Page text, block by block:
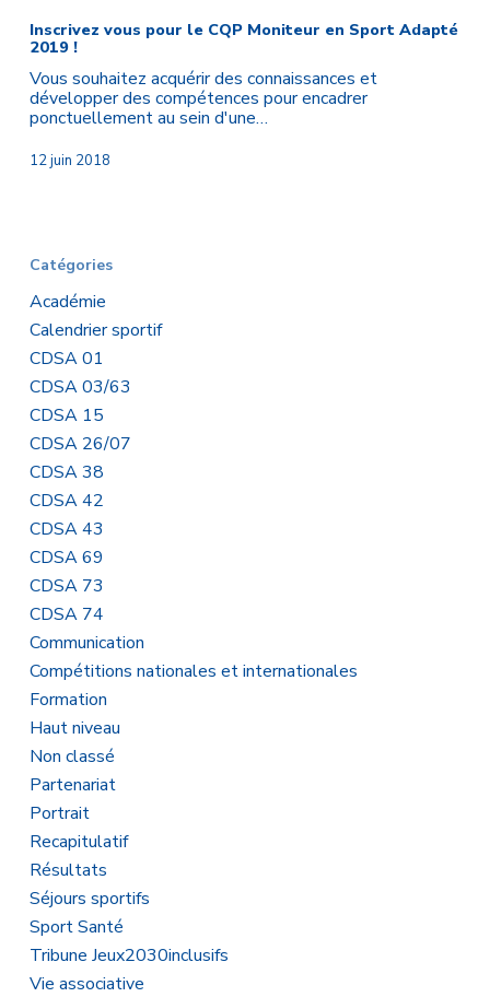
pour
le
CQP
Moniteur
en
Sport
Adapté
2019
Inscrivez vous pour le CQP Moniteur en Sport Adapté
2019 !
Vous souhaitez acquérir des connaissances et
développer des compétences pour encadrer
ponctuellement au sein d'une…
12 juin 2018
Catégories
Académie
Calendrier sportif
CDSA 01
CDSA 03/63
CDSA 15
CDSA 26/07
CDSA 38
CDSA 42
CDSA 43
CDSA 69
CDSA 73
CDSA 74
Communication
Compétitions nationales et internationales
Formation
Haut niveau
Non classé
Partenariat
Portrait
Recapitulatif
Résultats
Séjours sportifs
Sport Santé
Tribune Jeux2030inclusifs
Vie associative